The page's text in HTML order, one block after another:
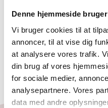
Denne hjemmeside
Vi bruger cookies til at
annoncer, til at vise dig
at analysere vores trafik.
din brug af vores
for sociale medier,
analysepartnere. Vores
data med andre
min rapport i
–